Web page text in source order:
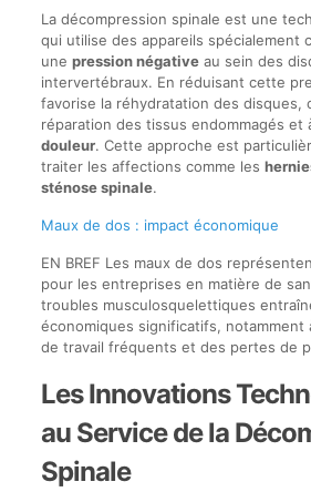
La décompression spinale est une
qui utilise des appareils spécialement
une pression négativeau sein des
intervertébraux. En réduisant cette
favorise la réhydratation des disques,
réparation des tissus endommagés et
douleur. Cette approche est
traiter les affections comme les
sténose spinale.
Maux de dos : impact économique
EN BREF Les maux de dos
pour les entreprises en matière de
troubles musculosquelettiques
économiques significatifs, notamment
de travail fréquents et des pertes de
Les Innovations
au Service de la
Spinale